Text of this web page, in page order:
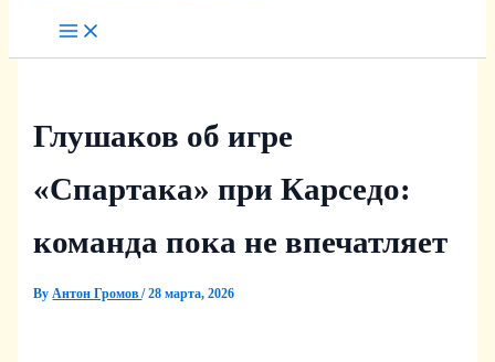
Глушаков об игре
«Спартака» при Карседо:
команда пока не впечатляет
ByАнтон Громов/28 марта, 2026